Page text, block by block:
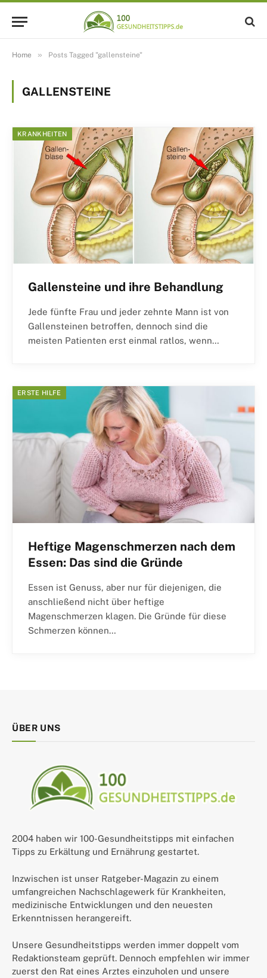
Home » Posts Tagged "gallensteine"
GALLENSTEINE
KRANKHEITEN
Gallensteine und ihre Behandlung
Jede fünfte Frau und jeder zehnte Mann ist von
Gallensteinen betroffen, dennoch sind die
meisten Patienten erst einmal ratlos, wenn…
ERSTE HILFE
Heftige Magenschmerzen nach dem
Essen: Das sind die Gründe
Essen ist Genuss, aber nur für diejenigen, die
anschließend nicht über heftige
Magenschmerzen klagen. Die Gründe für diese
Schmerzen können…
ÜBER UNS
2004 haben wir 100-Gesundheitstipps mit einfachen
Tipps zu Erkältung und Ernährung gestartet.
Inzwischen ist unser Ratgeber-Magazin zu einem
umfangreichen Nachschlagewerk für Krankheiten,
medizinische Entwicklungen und den neuesten
Erkenntnissen herangereift.
Unsere Gesundheitstipps werden immer doppelt vom
Redaktionsteam geprüft. Dennoch empfehlen wir immer
zuerst den Rat eines Arztes einzuholen und unsere